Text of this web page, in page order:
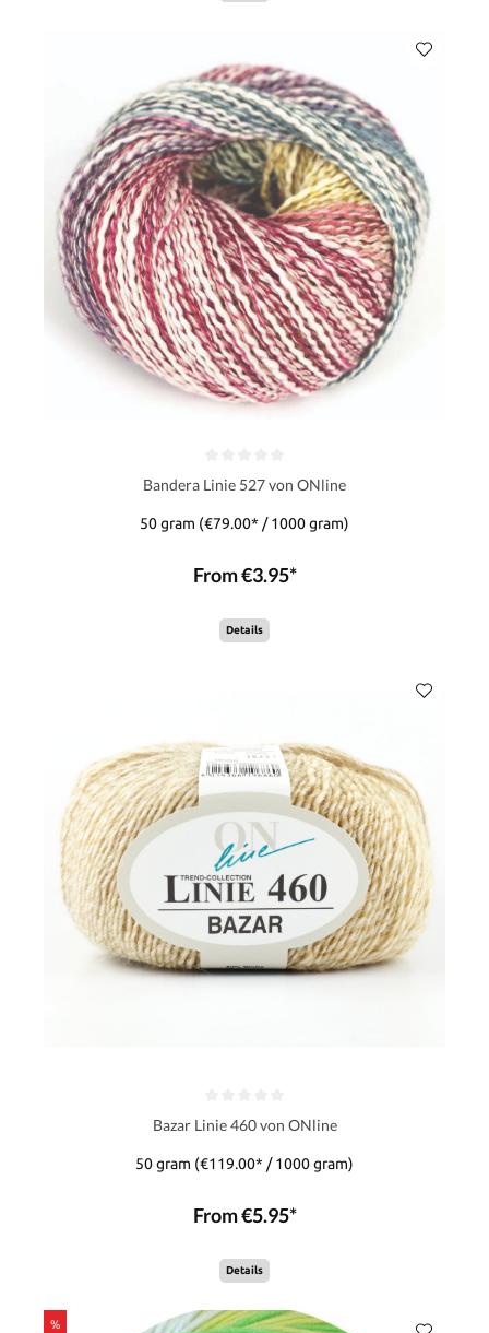
Bandera Linie 527 von ONline
50 gram (€79.00* / 1000 gram)
From €3.95*
Details
Bazar Linie 460 von ONline
50 gram (€119.00* / 1000 gram)
From €5.95*
Details
%